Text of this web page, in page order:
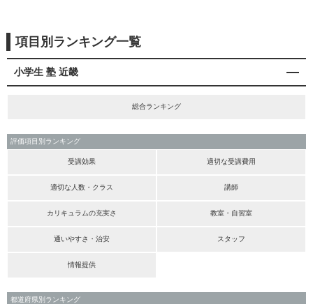
項目別ランキング一覧
小学生 塾 近畿
総合ランキング
評価項目別ランキング
受講効果 適切な受講費用
適切な人数・クラス 講師
カリキュラムの充実さ 教室・自習室
通いやすさ・治安 スタッフ
情報提供
都道府県別ランキング